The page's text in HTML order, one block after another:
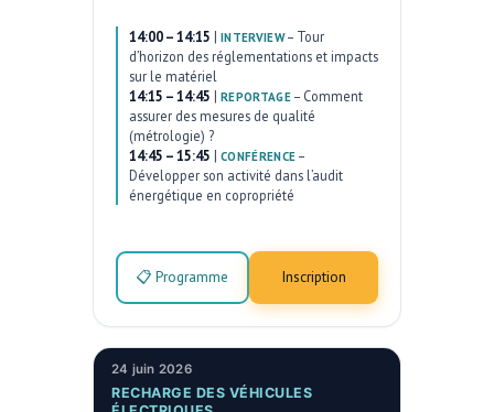
14:00 – 14:15 | INTERVIEW– Tour
d’horizon des réglementations et impacts
sur le matériel
14:15 – 14:45 | REPORTAGE– Comment
assurer des mesures de qualité
(métrologie) ?
14:45 – 15:45 | CONFÉRENCE –
Développer son activité dans l’audit
énergétique en copropriété
📋 Programme Inscription
24 juin 2026
RECHARGE DES VÉHICULES